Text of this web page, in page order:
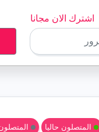
اشترك الان مجانا
المتصلون حاليا المتصلون